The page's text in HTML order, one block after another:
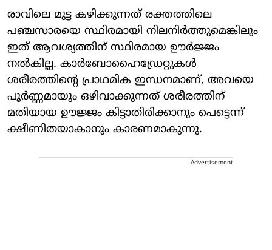
രാവിലെ മുട്ട കഴിക്കുന്നത് രക്തത്തിലെ
പഞ്ചസാരയെ സ്ഥിരമായി നിലനിർത്തുമെങ്കിലും
ഇത് ആവശ്യത്തിന് സ്ഥിരമായ ഊർജ്ജം
നൽകില്ല. കാർബോഹൈഡ്രേറ്റുകൾ
ശരീരത്തിന്റെ പ്രാഥമിക ഇന്ധനമാണ്, അവയെ
പൂർണ്ണമായും ഒഴിവാക്കുന്നത് ശരീരത്തിന്
മതിയായ ഊ‍ജ്ജം കിട്ടാതിരിക്കാനും പെട്ടെന്ന്
ക്ഷീണിതയാകാനും കാരണമാകുന്നു.
Advertisement